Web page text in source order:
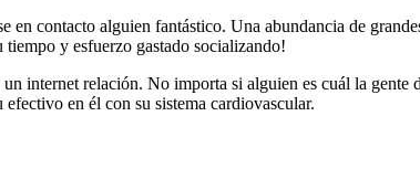
en contacto alguien fantástico. Una abundancia de
y esfuerzo gastado socializando!
internet relación. No importa si alguien es cuál la gente
en él con su sistema cardiovascular.